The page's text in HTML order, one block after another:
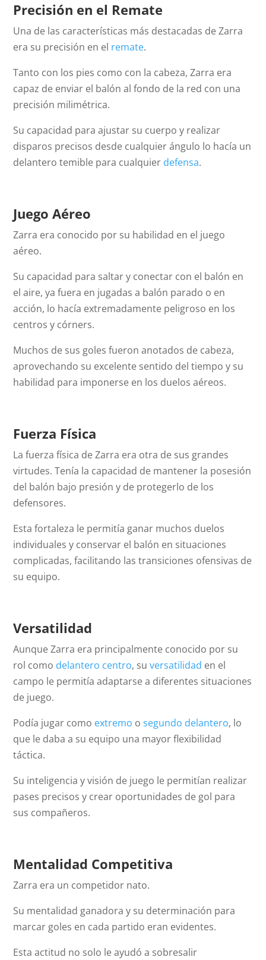
Precisión en el Remate
Una de las características más destacadas de Zarra
era su precisión en el remate.
Tanto con los pies como con la cabeza, Zarra era
capaz de enviar el balón al fondo de la red con una
precisión milimétrica.
Su capacidad para ajustar su cuerpo y realizar
disparos precisos desde cualquier ángulo lo hacía un
delantero temible para cualquier defensa.
Juego Aéreo
Zarra era conocido por su habilidad en el juego
aéreo.
Su capacidad para saltar y conectar con el balón en
el aire, ya fuera en jugadas a balón parado o en
acción, lo hacía extremadamente peligroso en los
centros y córners.
Muchos de sus goles fueron anotados de cabeza,
aprovechando su excelente sentido del tiempo y su
habilidad para imponerse en los duelos aéreos.
Fuerza Física
La fuerza física de Zarra era otra de sus grandes
virtudes. Tenía la capacidad de mantener la posesión
del balón bajo presión y de protegerlo de los
defensores.
Esta fortaleza le permitía ganar muchos duelos
individuales y conservar el balón en situaciones
complicadas, facilitando las transiciones ofensivas de
su equipo.
Versatilidad
Aunque Zarra era principalmente conocido por su
rol como delantero centro, suversatilidad en el
campo le permitía adaptarse a diferentes situaciones
de juego.
Podía jugar como extremo osegundo delantero, lo
que le daba a su equipo una mayor flexibilidad
táctica.
Su inteligencia y visión de juego le permitían realizar
pases precisos y crear oportunidades de gol para
sus compañeros.
Mentalidad Competitiva
Zarra era un competidor nato.
Su mentalidad ganadora y su determinación para
marcar goles en cada partido eran evidentes.
Esta actitud no solo le ayudó a sobresalir